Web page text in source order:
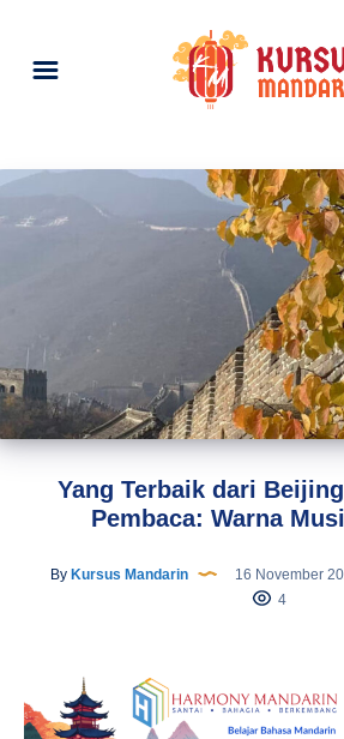
Yang Terbaik dari
Pembaca: Warna
By Kursus Mandarin 16 November
4